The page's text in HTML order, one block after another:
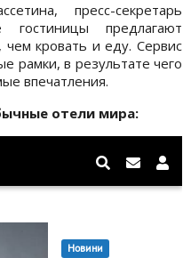
пресс-секретарь
гостиницы предлагают
кровать и еду. Сервис
рамки, в результате чего
впечатления.
отели мира: